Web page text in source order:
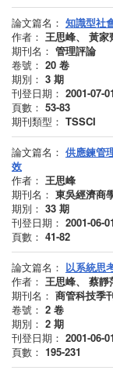
論文篇名： 知識型社
作者： 王思峰、 黃家
期刊名： 管理評論
卷號： 20 卷
期別： 3 期
刊登日期： 2001-07-01
頁數： 53-83
期刊類型： TSSCI
論文篇名： 供應鍊管
效
作者： 王思峰
期刊名： 東吳經濟商
期別： 33 期
刊登日期： 2001-06-01
頁數： 41-82
論文篇名： 以系統思
作者： 王思峰、 蔡靜
期刊名： 商管科技季
卷號： 2 卷
期別： 2 期
刊登日期： 2001-06-01
頁數： 195-231